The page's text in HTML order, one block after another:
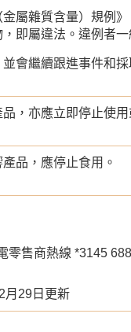
屬雜質含量）規例
即屬違法。違例者
會繼續跟進事件和
，亦應立即停止使用
品，應停止食用。
零售商熱線 *3145
月29日更新